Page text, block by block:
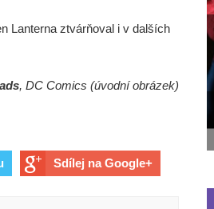
Lanterna ztvárňoval i v dalších
, DC Comics (úvodní obrázek)
Sdílej na Google+